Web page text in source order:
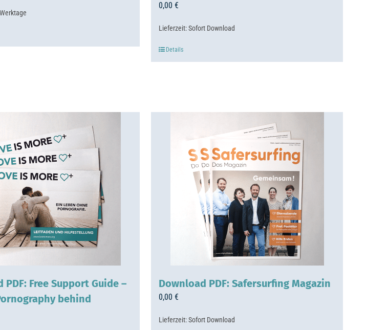
0,00€
Lieferzeit:Sofort Download
Details
PDF: Free Support Guide –
behind
Download PDF: Safersurfing Magazin
0,00€
Lieferzeit:Sofort Download